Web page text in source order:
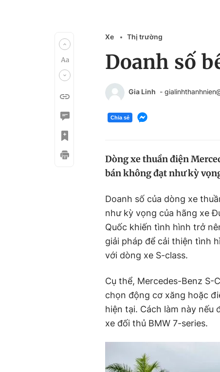
Xe Thị trường
Doanh số
Gia Linh -
Chia sẻ
Dòng xe thuần điện
bán không đạt như kỳ
Doanh số của dòng xe
như kỳ vọng của hãng xe
Quốc khiến tình hình trở
giải pháp để cải thiện tình
với dòng xe S-class.
Cụ thể, Mercedes-Benz S-
chọn động cơ xăng hoặc
hiện tại. Cách làm này
xe đối thủ BMW 7-series.